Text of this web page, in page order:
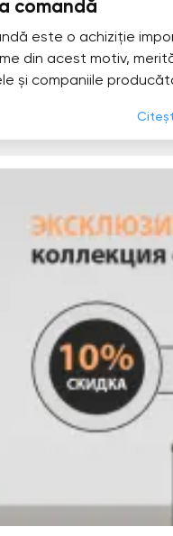
comandă
este o achiziție
din acest motiv,
și companiile